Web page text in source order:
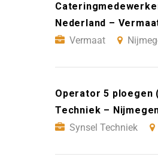
Nederland –
Vermaat
Operator 5 ploegen
Techniek –
Synsel Techniek